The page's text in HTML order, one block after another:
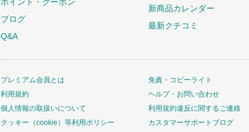
ブログ
Q&A
新商品カレンダー
最新クチコミ
プレミアム会員とは
利用規約
個人情報の取扱いについて
クッキー（cookie）等利用ポリシー
免責・コピーライト
ヘルプ・お問い合わせ
利用規約違反に関するご連絡
カスタマーサポートブログ